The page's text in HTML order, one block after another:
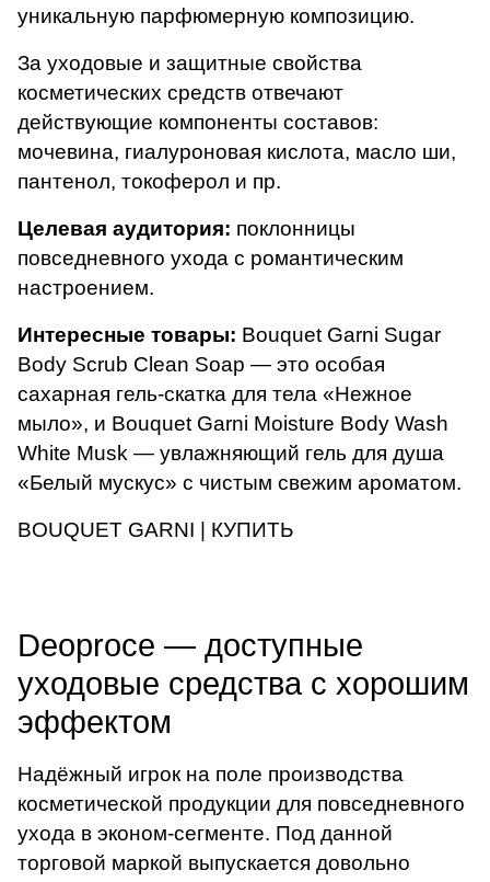
уникальную парфюмерную композицию.
За уходовые и защитные свойства
косметических средств отвечают
действующие компоненты составов:
мочевина, гиалуроновая кислота, масло ши,
пантенол, токоферол и пр.
Целевая аудитория: поклонницы
повседневного ухода с романтическим
настроением.
Интересные товары: Bouquet Garni Sugar
Body Scrub Clean Soap — это особая
сахарная гель-скатка для тела «Нежное
мыло», и Bouquet Garni Moisture Body Wash
White Musk — увлажняющий гель для душа
«Белый мускус» с чистым свежим ароматом.
BOUQUET GARNI | КУПИТЬ
Deoproce — доступные
уходовые средства с хорошим
эффектом
Надёжный игрок на поле производства
косметической продукции для повседневного
ухода в эконом-сегменте. Под данной
торговой маркой выпускается довольно